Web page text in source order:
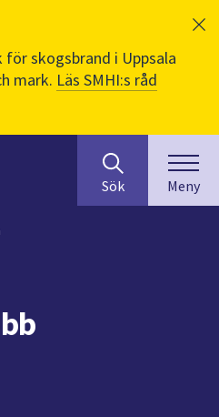
skogsbrand i Uppsala
mark. Läs SMHI:s råd
efter
innehåll
på
Sök Meny